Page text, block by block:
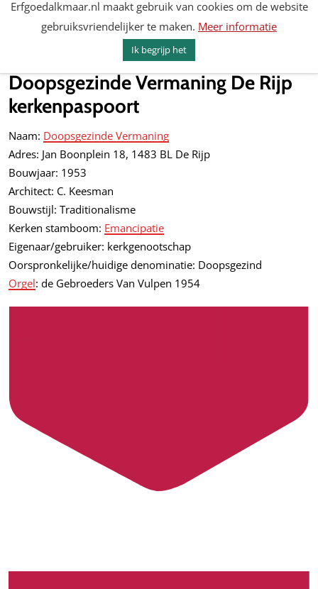
Spring
Erfgoedalkmaar.nl maakt gebruik van cookies om de website
gebruiksvriendelijker te maken. Meer informatie
Ik begrijp het
Doopsgezinde Vermaning De Rijp
kerkenpaspoort
Naam: Doopsgezinde Vermaning
Adres: Jan Boonplein 18, 1483 BL De Rijp
Bouwjaar: 1953
Architect: C. Keesman
Bouwstijl: Traditionalisme
Kerken stamboom: Emancipatie
Eigenaar/gebruiker: kerkgenootschap
Oorspronkelijke/huidige denominatie: Doopsgezind
Orgel: de Gebroeders Van Vulpen 1954